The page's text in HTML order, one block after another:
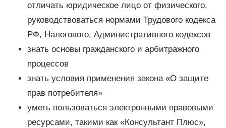
отличать юридическое лицо от физического,
руководствоваться нормами Трудового кодекса
РФ, Налогового, Административного кодексов
знать основы гражданского и арбитражного
процессов
знать условия применения закона «О защите
прав потребителя»
уметь пользоваться электронными правовыми
ресурсами, такими как «Консультант Плюс»,